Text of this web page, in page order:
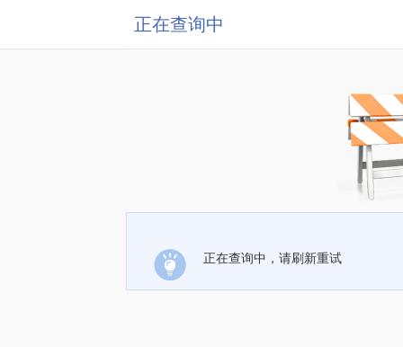
正在查询中
正在查询中，请刷新重试